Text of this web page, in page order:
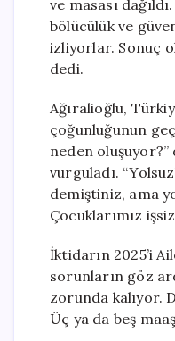
ve masası
bölücülük ve
izliyorlar. Sonuç
dedi.
Ağıralioğlu,
çoğunluğunun
neden
vurguladı.
demiştiniz, ama
Çocuklarımız
İktidarın 2025’i
sorunların göz
zorunda kalıyor.
Üç ya da beş